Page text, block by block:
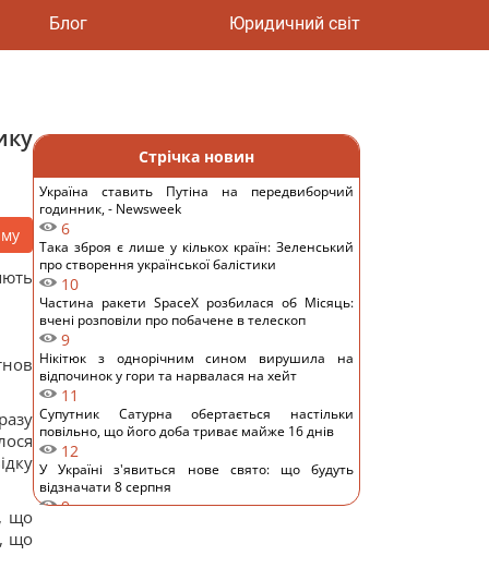
Блог Юридичний світ
що
що
Стрічка новин
Україна ставить Путіна на передвиборчий
годинник, - Newsweek
6
Така зброя є лише у кількох країн: Зеленський
про створення української балістики
10
Частина ракети SpaceX розбилася об Місяць:
вчені розповіли про побачене в телескоп
9
Нікітюк з однорічним сином вирушила на
відпочинок у гори та нарвалася на хейт
11
Супутник Сатурна обертається настільки
повільно, що його доба триває майже 16 днів
12
У Україні з'явиться нове свято: що будуть
відзначати 8 серпня
9